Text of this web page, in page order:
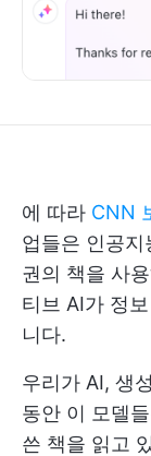
에 따라 CNN
업들은 인공
권의 책을 사
티브 AI가 정
니다.
우리가 AI, 생
동안 이 모델
쓴 책을 읽고